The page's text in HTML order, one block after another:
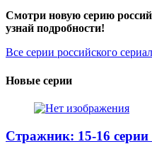
Смотри новую серию
узнай подробности!
Все серии российского
Новые серии
Стражник: 15-16 серии